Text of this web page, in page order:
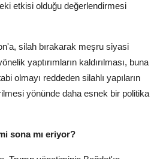
etkisi olduğu değerlendirmesi
silah bırakarak meşru siyasi
yaptırımların kaldırılması, buna
olmayı reddeden silahlı yapıların
yönünde daha esnek bir politika
sona mı eriyor?